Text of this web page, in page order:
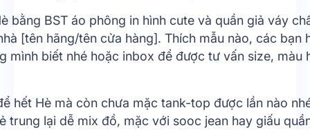
bằng BST áo phông in hình cute và quần giả váy
[tên hãng/tên cửa hàng]. Thích mẫu nào, các bạn
mình biết nhé hoặc inbox để được tư vấn size, màu
hết Hè mà còn chưa mặc tank-top được lần nào
trung lại dễ mix đồ, mặc với sooc jean hay giấu